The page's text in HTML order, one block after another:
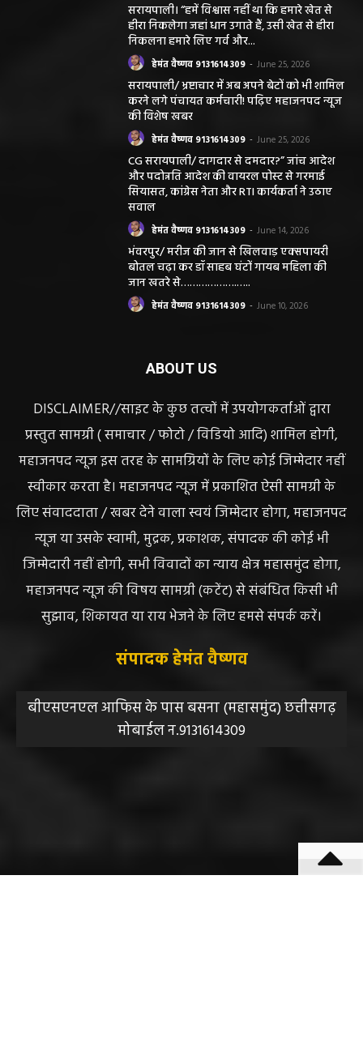
सरायपाली। “हमें विश्वास नहीं था कि हमारे खेत से
हीरा निकलेगा जहां धान उगाते हैं, उसी खेत से हीरा
निकलना हमारे लिए गर्व और...
हेमंत वैष्णव 9131614309 - June 25, 2026
सरायपाली/ भ्रष्टाचार में अब अपने बेटों को भी शामिल
करने लगे पंचायत कर्मचारी! पढ़िए महाजनपद न्यूज
की विशेष खबर
हेमंत वैष्णव 9131614309 - June 25, 2026
CG सरायपाली/ दागदार से दमदार?” जांच आदेश
और पदोन्नति आदेश की वायरल पोस्ट से गरमाई
सियासत, कांग्रेस नेता और RTI कार्यकर्ता ने उठाए
सवाल
हेमंत वैष्णव 9131614309 - June 14, 2026
भंवरपुर/ मरीज की जान से खिलवाड़ एक्सपायरी
बोतल चढ़ा कर डॉ साहब घंटों गायब महिला की
जान खतरे से……………….…..
हेमंत वैष्णव 9131614309 - June 10, 2026
ABOUT US
DISCLAIMER//साइट के कुछ तत्वों में उपयोगकर्ताओं द्वारा
प्रस्तुत सामग्री ( समाचार / फोटो / विडियो आदि) शामिल होगी,
महाजनपद न्यूज इस तरह के सामग्रियों के लिए कोई जिम्मेदार नहीं
स्वीकार करता है। महाजनपद न्यूज में प्रकाशित ऐसी सामग्री के
लिए संवाददाता / खबर देने वाला स्वयं जिम्मेदार होगा, महाजनपद
न्यूज या उसके स्वामी, मुद्रक, प्रकाशक, संपादक की कोई भी
जिम्मेदारी नहीं होगी, सभी विवादों का न्याय क्षेत्र महासमुंद होगा,
महाजनपद न्यूज की विषय सामग्री (कटेंट) से संबंधित किसी भी
सुझाव, शिकायत या राय भेजने के लिए हमसे संपर्क करें।
संपादक हेमंत वैष्णव
बीएसएनएल आफिस के पास बसना (महासमुंद) छत्तीसगढ़
मोबाईल न.9131614309